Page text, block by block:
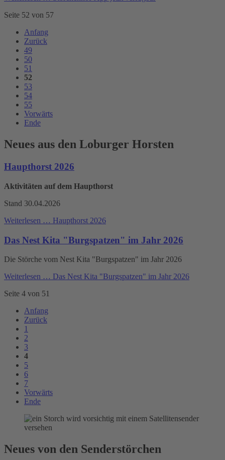
Seite 52 von 57
Anfang
Zurück
49
50
51
52
53
54
55
Vorwärts
Ende
Neues aus den Loburger Horsten
Haupthorst 2026
Aktivitäten auf dem Haupthorst
Stand 30.04.2026
Weiterlesen … Haupthorst 2026
Das Nest Kita "Burgspatzen" im Jahr 2026
Die Störche vom Nest Kita "Burgspatzen" im Jahr 2026
Weiterlesen … Das Nest Kita "Burgspatzen" im Jahr 2026
Seite 4 von 51
Anfang
Zurück
1
2
3
4
5
6
7
Vorwärts
Ende
Neues von den Senderstörchen